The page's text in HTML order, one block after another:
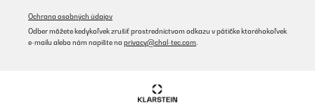
Ochrana osobných údajov
Odber môžete kedykoľvek zrušiť prostredníctvom odkazu v pätičke ktoréhokoľvek
e-mailu alebo nám napíšte na privacy@chal-tec.com